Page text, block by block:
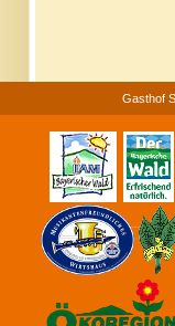
Gasthof